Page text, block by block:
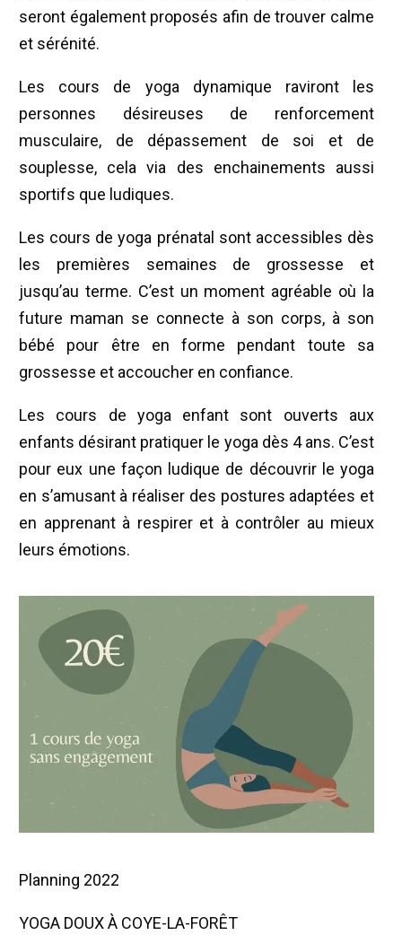
seront également proposés afin de trouver calme
et sérénité.
Les cours de yoga dynamique raviront les
personnes désireuses de renforcement
musculaire, de dépassement de soi et de
souplesse, cela via des enchainements aussi
sportifs que ludiques.
Les cours de yoga prénatal sont accessibles dès
les premières semaines de grossesse et
jusqu’au terme. C’est un moment agréable où la
future maman se connecte à son corps, à son
bébé pour être en forme pendant toute sa
grossesse et accoucher en confiance.
Les cours de yoga enfant sont ouverts aux
enfants désirant pratiquer le yoga dès 4 ans. C’est
pour eux une façon ludique de découvrir le yoga
en s’amusant à réaliser des postures adaptées et
en apprenant à respirer et à contrôler au mieux
leurs émotions.
Planning 2022
YOGA DOUX À COYE-LA-FORÊT